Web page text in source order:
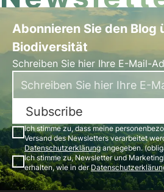
Abonnieren Sie den Blog
Biodiversität
Schreiben Sie hier Ihre E-Mail-
Subscribe
Ich stimme zu, dass meine
Versand des Newsletters verarbeitet
Datenschutzerklärungangegeben.
Ich stimme zu, Newsletter und
erhalten, wie in der